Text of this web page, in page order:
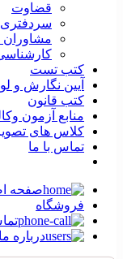
قضاوت
سردفتری
کتب تست
آیین نگارش و
کتب قانون
منابع آزمون
کلاس های
تماس با ما
صفحه
فروشگاه
درباره ما